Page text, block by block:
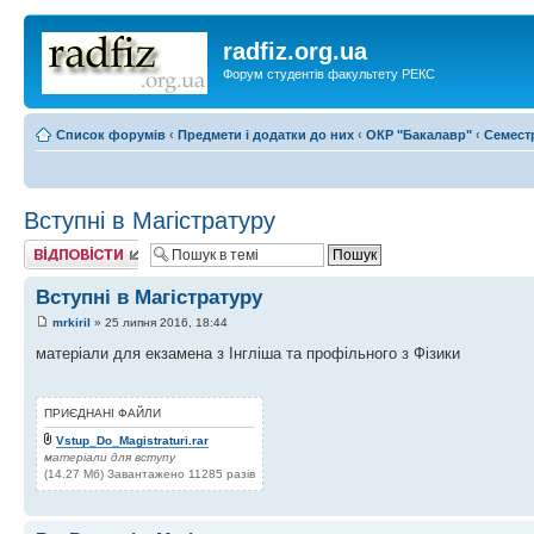
radfiz.org.ua
Форум студентів факультету РЕКС
Список форумів ‹ Предмети і додатки до них ‹ ОКР "Бакалавр" ‹
Вступні в Магістратуру
Відповісти
Вступні в Магістратуру
mrkiril » 25 липня 2016, 18:44
матеріали для екзамена з Інгліша та профільного з Фізики
ПРИЄДНАНІ ФАЙЛИ
Vstup_Do_Magistraturi.rar
матеріали для вступу
(14.27 Мб) Завантажено 11285 разів